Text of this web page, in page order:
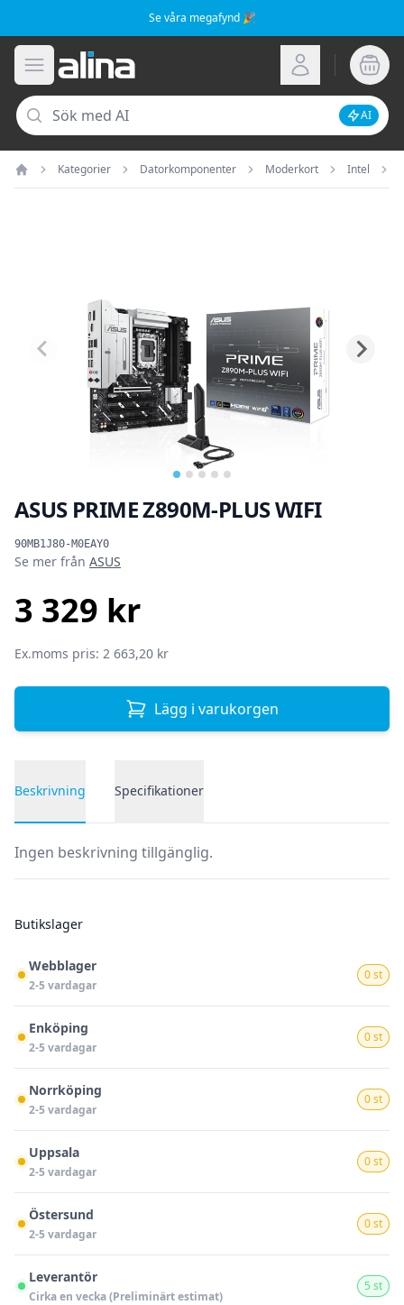
Se våra megafynd 🎉
Öppna meny
Alina.se Logga in
Sök
AI
Hem
Kategorier Datorkomponenter Moderkort Intel
ASUS PRIME Z890M-PLUS WIFI
90MB1J80-M0EAY0
Produktinformation
Se mer från ASUS
3 329 kr
Ex.moms pris: 2 663,20 kr
Lägg i varukorgen
Beskrivning Specifikationer
Ingen beskrivning tillgänglig.
Butikslager
Webblager
2-5 vardagar
0 st
Enköping
2-5 vardagar
0 st
Norrköping
2-5 vardagar
0 st
Uppsala
2-5 vardagar
0 st
Östersund
2-5 vardagar
0 st
Leverantör
Cirka en vecka (Preliminärt estimat)
5 st